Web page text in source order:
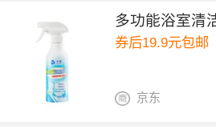
多功能浴室清
券后19.9元包邮
京东